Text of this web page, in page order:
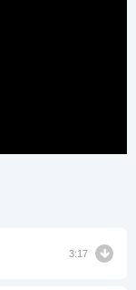
3:17